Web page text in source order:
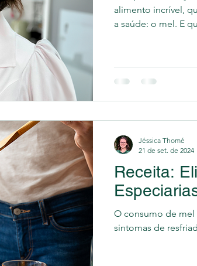
alimento incrível,
a saúde: o mel. E
Receita:
O consumo de mel
sintomas de
Jéssica Thomé
21 de set. de 2024